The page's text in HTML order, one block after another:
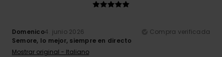
Domenico4. junio 2026
Compra verificada
Semore, lo mejor, siempre en directo
Mostrar original - Italiano